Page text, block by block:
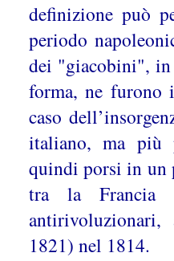
definizione può
periodo
dei "giacobini", in
forma, ne
caso
italiano, ma più
quindi porsi in un
tra la Francia
1821) nel 1814.